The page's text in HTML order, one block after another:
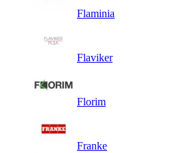
Flaminia
Flaviker
Florim
Franke